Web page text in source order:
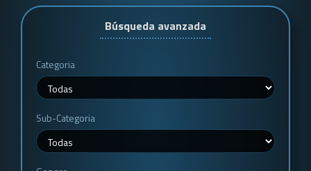
Búsqueda avanzada
Categoria
Sub-Categoria